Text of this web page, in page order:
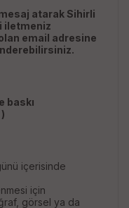
atarak Sihirli
iletmeniz
email adresine
baskı
içerisinde
için
görsel ya da